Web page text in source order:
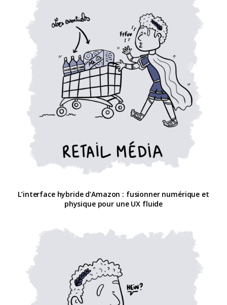
L’interface hybride d’Amazon : fusionner numérique et
physique pour une UX fluide